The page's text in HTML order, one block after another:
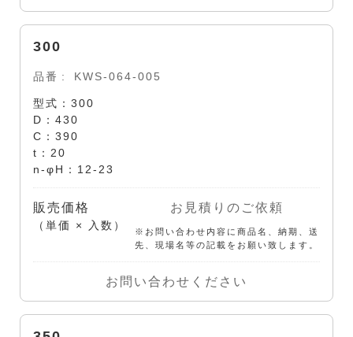
300
品番 KWS-064-005
型式：300
D：430
C：390
t：20
n-φH：12-23
販売価格
（単価 × 入数）
お見積りのご依頼
※お問い合わせ内容に商品名、納期、送
先、現場名等の記載をお願い致します。
お問い合わせください